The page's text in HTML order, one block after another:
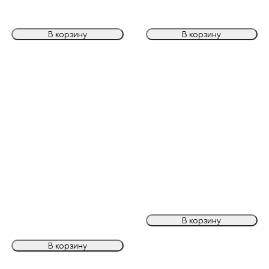
В корзину В корзину
В корзину
В корзину